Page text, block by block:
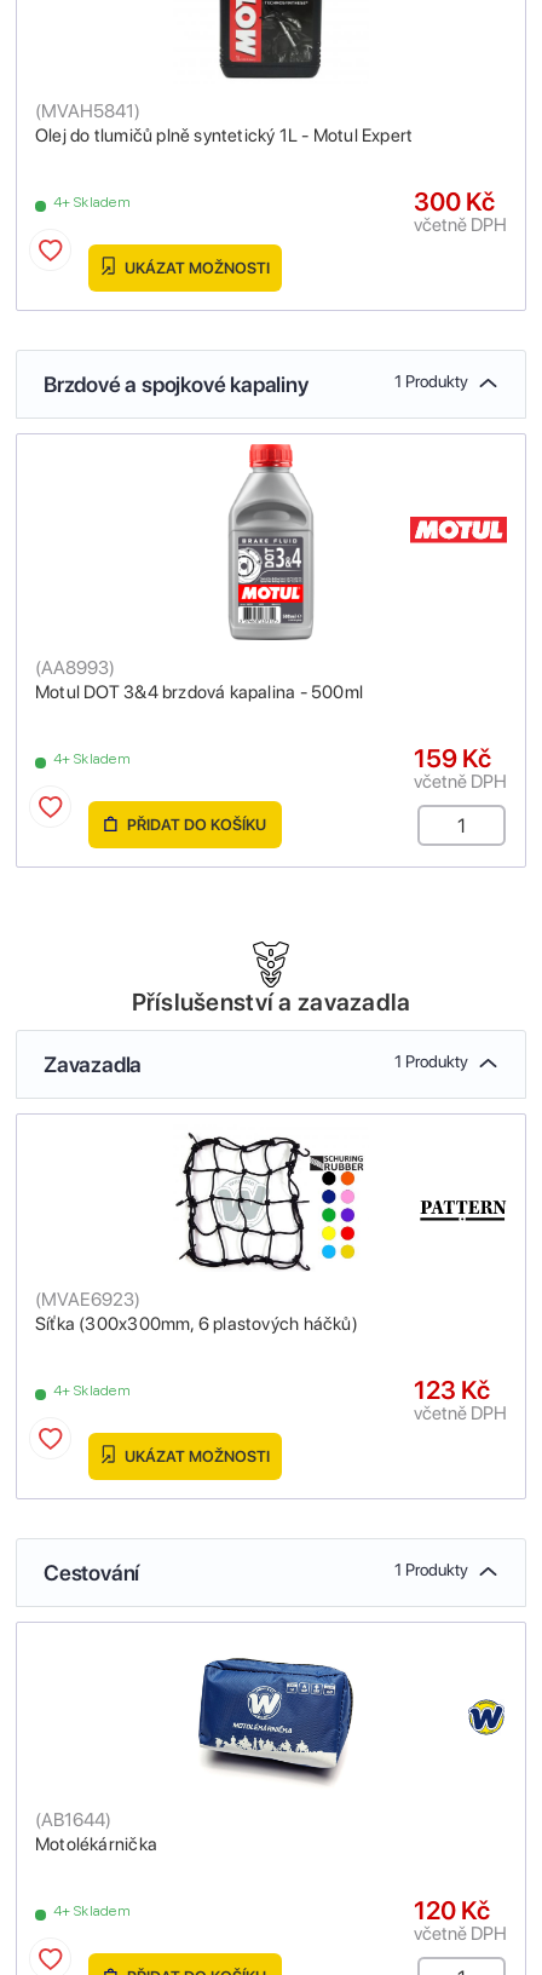
Olej do tlumičů plně syntetický 1L - Motul Expert
(MVAH5841)
4+ Skladem 300 Kč
včetně DPH
UKÁZAT MOŽNOSTI
Brzdové a spojkové kapaliny 1 Produkty
Motul DOT 3&4 brzdová kapalina - 500ml
(AA8993)
4+ Skladem 159 Kč
včetně DPH
PŘIDAT DO KOŠÍKU
Příslušenství a zavazadla
Zavazadla 1 Produkty
Síťka (300x300mm, 6 plastových háčků)
(MVAE6923)
4+ Skladem 123 Kč
včetně DPH
UKÁZAT MOŽNOSTI
Cestování 1 Produkty
Motolékárnička
(AB1644)
4+ Skladem 120 Kč
včetně DPH